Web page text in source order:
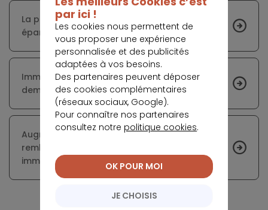
La pierre reste une valeur sûre pour les
épargnants français
Immobilier en Suisse : quand l’offre surpasse la
demande
Augmentation du capital et de la durée de
remboursement pour les acheteurs
immobiliers
par ici !
Les cookies nous permettent de
vous proposer une expérience
personnalisée et des publicités
adaptées à vos besoins.
Des partenaires peuvent déposer
des cookies complémentaires
(réseaux sociaux, Google).
Pour connaître nos partenaires
consultez notre politique cookies.
JE CHOISIS
OK POUR MOI